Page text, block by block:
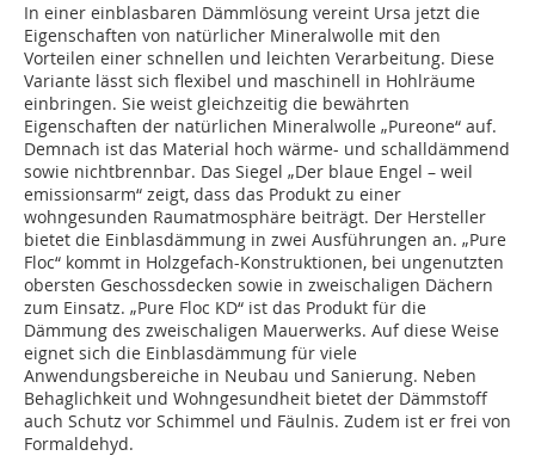
In einer einblasbaren Dämmlösung vereint Ursa jetzt die
Eigenschaften von natürlicher Mineralwolle mit den
Vorteilen einer schnellen und leichten Verarbeitung. Diese
Variante lässt sich flexibel und maschinell in Hohlräume
einbringen. Sie weist gleichzeitig die bewährten
Eigenschaften der natürlichen Mineralwolle „Pureone“ auf.
Demnach ist das Material hoch wärme- und schalldämmend
sowie nichtbrennbar. Das Siegel „Der blaue Engel – weil
emissionsarm“ zeigt, dass das Produkt zu einer
wohngesunden Raumatmosphäre beiträgt. Der Hersteller
bietet die Einblasdämmung in zwei Ausführungen an. „Pure
Floc“ kommt in Holzgefach-Konstruktionen, bei ungenutzten
obersten Geschossdecken sowie in zweischaligen Dächern
zum Einsatz. „Pure Floc KD“ ist das Produkt für die
Dämmung des zweischaligen Mauerwerks. Auf diese Weise
eignet sich die Einblasdämmung für viele
Anwendungsbereiche in Neubau und Sanierung. Neben
Behaglichkeit und Wohngesundheit bietet der Dämmstoff
auch Schutz vor Schimmel und Fäulnis. Zudem ist er frei von
Formaldehyd.